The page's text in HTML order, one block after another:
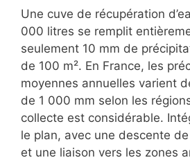
Une cuve de récupération
000 litres se remplit
seulement 10 mm de
de 100 m². En France, les
moyennes annuelles varient
de 1 000 mm selon les
collecte est considérable.
le plan, avec une descente
et une liaison vers les zones